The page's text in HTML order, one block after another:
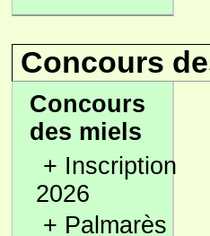
Concours
Concours
des miels
+ Inscription
2026
+ Palmarès